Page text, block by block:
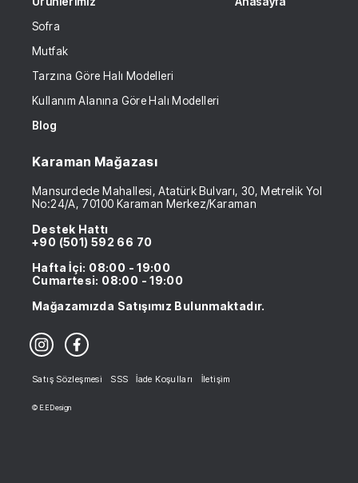
Sofra
Mutfak
Tarzına Göre Halı Modelleri
Kullanım Alanına Göre Halı Modelleri
Blog
Karaman Mağazası
Mansurdede Mahallesi, Atatürk Bulvarı, 30, Metrelik Yol
No:24/A, 70100 Karaman Merkez/Karaman
Destek Hattı
+90 (501) 592 66 70
Hafta İçi: 08:00 - 19:00
Cumartesi: 08:00 - 19:00
Mağazamızda Satışımız Bulunmaktadır.
© E.E Design
Satış Sözleşmesi SSS İade Koşulları İletişim